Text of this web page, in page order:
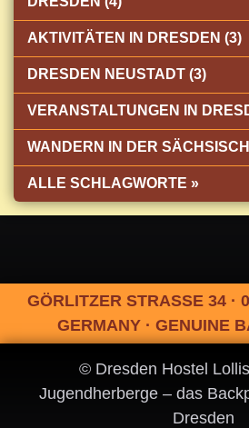
AKTIVITÄTEN IN DRESDEN (3)
DRESDEN NEUSTADT (3)
VERANSTALTUNGEN IN
WANDERN IN DER
ALLE SCHLAGWORTE »
GÖRLITZER STRASSE 34 ·
GERMANY · GENUINE
© Dresden Hostel
Jugendherberge – das
Dresden